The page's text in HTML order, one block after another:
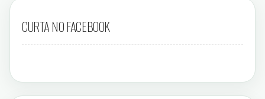
CURTA NO FACEBOOK